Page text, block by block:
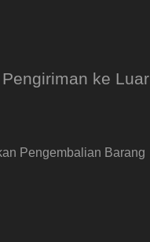
ke
Pengembalian Barang